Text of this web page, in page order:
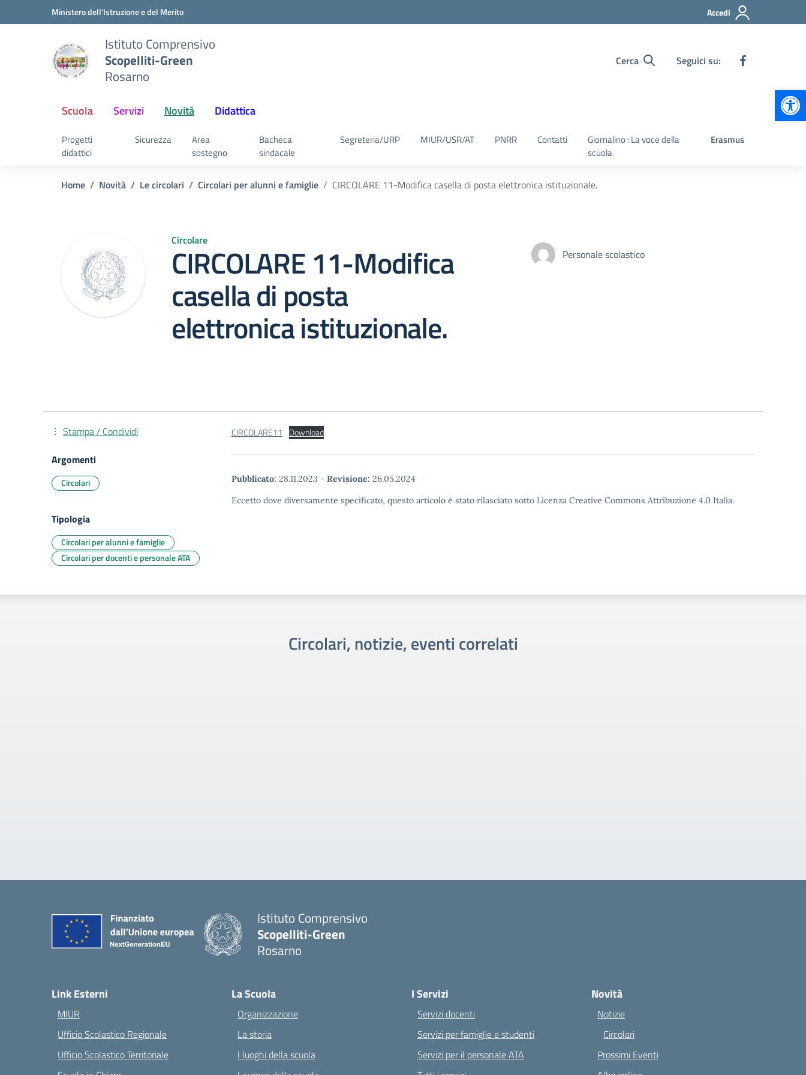
Vai ai contenuti
Vai al menu di navigazioneMinistero dell'Istruzione e del Merito Accedi
Istituto Comprensivo
Scopelliti-Green
Rosarno
Cerca Seguici su:
Scuola Servizi Novità Didattica
Progetti
didattici
Sicurezza
Area
sostegno
Bacheca
sindacale
Segreteria/URP MIUR/USR/AT PNRR Contatti
Giornalino : La voce della
scuola
Erasmus
Home Novità Le circolari Circolari per alunni e famiglie CIRCOLARE 11-Modifica casella di posta elettronica istituzionale.
Circolare
CIRCOLARE 11-Modifica
casella di posta
elettronica istituzionale.
Personale scolastico
CIRCOLARE11 Download
Pubblicato: 28.11.2023 - Revisione: 26.05.2024
Eccetto dove diversamente specificato, questo articolo è stato rilasciato sotto Licenza Creative Commons Attribuzione 4.0 Italia.
Stampa / Condividi
Argomenti
Circolari
Tipologia
Circolari per alunni e famiglie
Circolari per docenti e personale ATA
Circolari, notizie, eventi correlati
Istituto Comprensivo
Scopelliti-Green
Rosarno
Link Esterni
MIUR
Ufficio Scolastico Regionale
Ufficio Scolastico Territoriale
La Scuola
Organizzazione
La storia
I luoghi della scuola
I Servizi
Servizi docenti
Servizi per famiglie e studenti
Servizi per il personale ATA
Novità
Notizie
Circolari
Prossimi Eventi